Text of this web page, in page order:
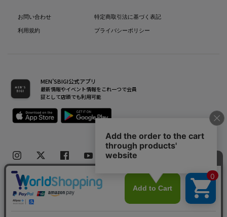
お問い合わせ
利用規約
特定商取引法に基づく表記
プライバシーポリシー
MEN’SBIGI公式アプリ
最新情報やイベント情報をこれ一つで会員
証として店頭でも利用可能
Copyright(C) Bigi Co.,Ltd.All Rights Reserved.